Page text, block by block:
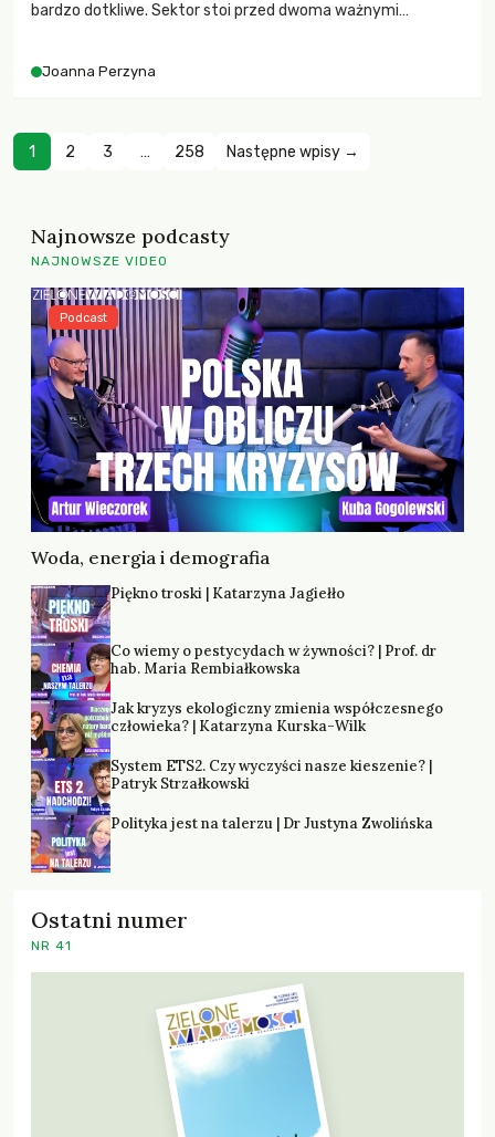
bardzo dotkliwe. Sektor stoi przed dwoma ważnymi
zachodzących zmian klimatycznych. Wymagać to będzie
Joanna Perzyna
1 2 3 … 258 Następne wpisy →
Najnowsze podcasty
NAJNOWSZE VIDEO
Woda, energia i demografia
Podcast
Piękno troski | Katarzyna Jagiełło
Co wiemy o pestycydach w żywności? | Prof. dr
hab. Maria Rembiałkowska
Jak kryzys ekologiczny zmienia współczesnego
człowieka? | Katarzyna Kurska-Wilk
System ETS2. Czy wyczyści nasze kieszenie? |
Patryk Strzałkowski
Polityka jest na talerzu | Dr Justyna Zwolińska
Ostatni numer
NR 41